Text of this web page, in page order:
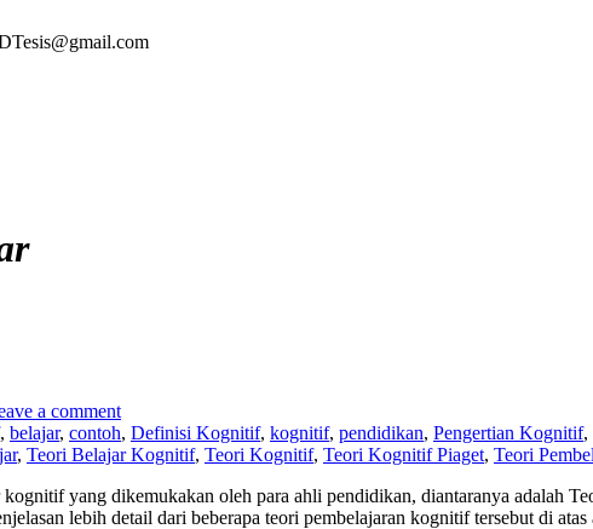
a comment
, belajar, contoh, Definisi Kognitif, kognitif, pendidikan, Pengertian Kognitif,
, Teori Belajar Kognitif, Teori Kognitif, Teori Kognitif Piaget, Teori
yang dikemukakan oleh para ahli pendidikan, diantaranya adalah
lebih detail dari beberapa teori pembelajaran kognitif tersebut di